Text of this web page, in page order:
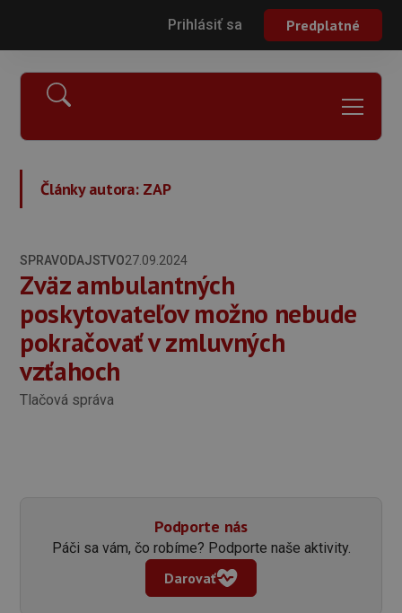
Prihlásiť sa Predplatné
Články autora: ZAP
SPRAVODAJSTVO27.09.2024
Zväz ambulantných
poskytovateľov možno nebude
pokračovať v zmluvných
vzťahoch
Tlačová správa
Podporte nás
Páči sa vám, čo robíme? Podporte naše aktivity.
Darovať